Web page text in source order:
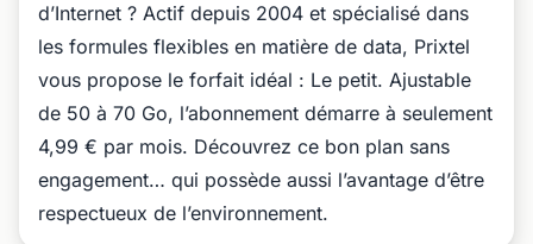
d’Internet ? Actif depuis 2004 et spécialisé dans
les formules flexibles en matière de data, Prixtel
vous propose le forfait idéal : Le petit. Ajustable
de 50 à 70 Go, l’abonnement démarre à seulement
4,99 € par mois. Découvrez ce bon plan sans
engagement… qui possède aussi l’avantage d’être
respectueux de l’environnement.